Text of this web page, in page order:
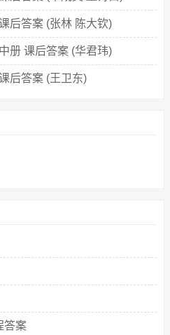
后答案 (张林 陈大钦)
册 课后答案 (华君玮)
后答案 (王卫东)
答案